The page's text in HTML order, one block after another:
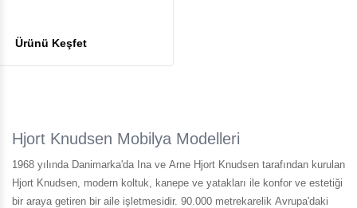
Hjort Knudsen Mobilya Modelleri
1968 yılında Danimarka'da Ina ve Arne Hjort Knudsen tarafından kurulan
Hjort Knudsen, modern koltuk, kanepe ve yatakları ile konfor ve estetiği
bir araya getiren bir aile işletmesidir. 90.000 metrekarelik Avrupa'daki